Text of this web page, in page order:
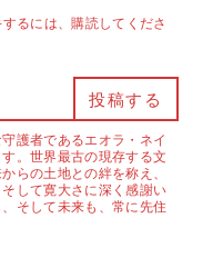
るには、購読してくださ
護者であるエオラ・ネイ
。世界最古の現存する文
らの土地との絆を称え、
して寛大さに深く感謝い
そして未来も、常に先住